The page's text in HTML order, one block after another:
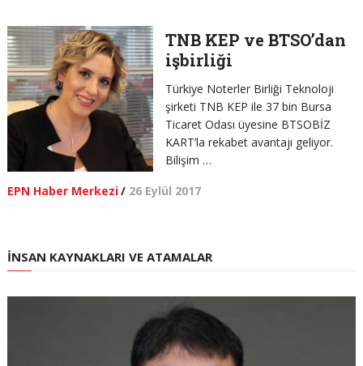
​TNB KEP ve BTSO’dan
işbirliği
Türkiye Noterler Birliği Teknoloji
şirketi TNB KEP ile 37 bin Bursa
Ticaret Odası üyesine BTSOBİZ
KART’la rekabet avantajı geliyor.
Bilişim …
EPN Haber Merkezi/ 26 Eylül 2017
İNSAN KAYNAKLARI VE ATAMALAR